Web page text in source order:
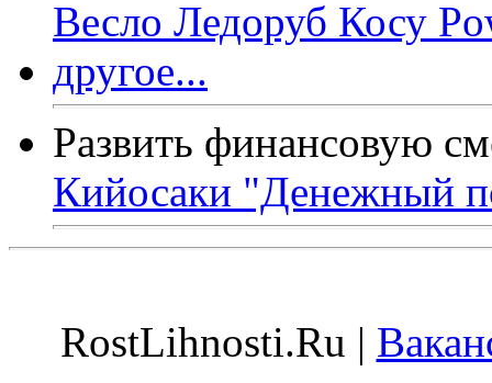
Развить финансовую
Кийосаки "Денежный
RostLihnosti.Ru |